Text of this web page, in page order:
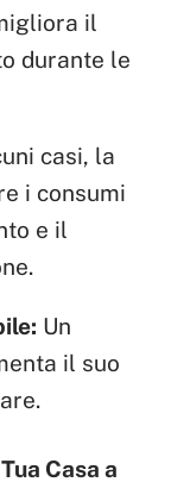
il
durante le
casi, la
i consumi
e il
Un
il suo
Casa a